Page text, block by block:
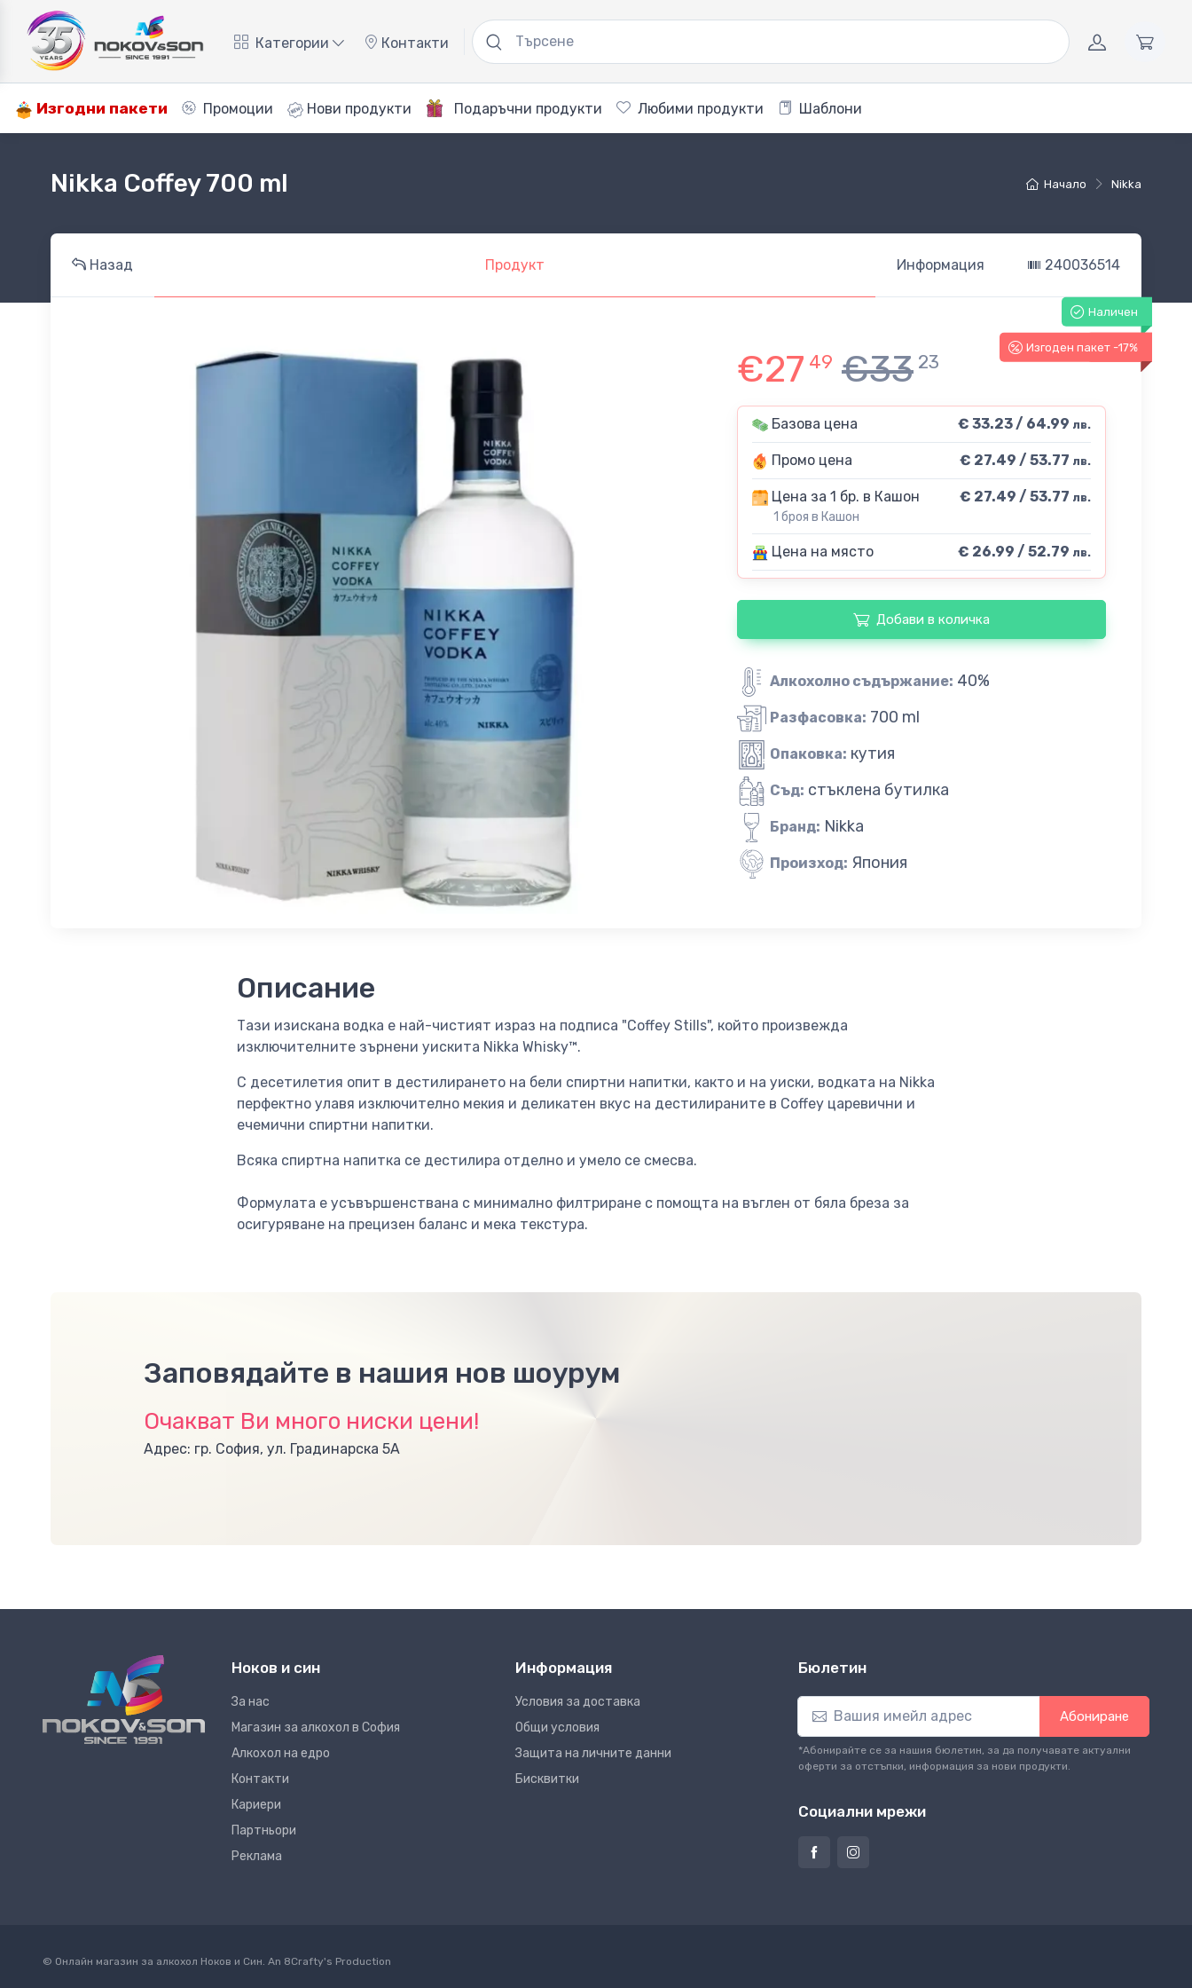
Категории Контакти
Изгодни пакети Промоции Нови продукти Подаръчни продукти Любими продукти Шаблони
Начало Nikka
Nikka Coffey 700 ml
Назад Продукт Информация 240036514
Наличен
-17%
Изгоден пакет -17%
€27 49 €33 23
Базова цена € 33.23 / 64.99 лв.
Промо цена € 27.49 / 53.77 лв.
Цена за 1 бр. в Кашон
1 броя в Кашон
€ 27.49 / 53.77 лв.
Цена на място € 26.99 / 52.79 лв.
Добави в количка
Алкохолно съдържание: 40%
Разфасовка: 700 ml
Опаковка: кутия
Съд: стъклена бутилка
Бранд: Nikka
Произход: Япония
Описание
Тази изискана водка е най-чистият израз на подписа "Coffey Stills", който произвежда
изключителните зърнени уискита Nikka Whisky™.
С десетилетия опит в дестилирането на бели спиртни напитки, както и на уиски, водката на Nikka
перфектно улавя изключително мекия и деликатен вкус на дестилираните в Coffey царевични и
ечемични спиртни напитки.
Всяка спиртна напитка се дестилира отделно и умело се смесва.
Формулата е усъвършенствана с минимално филтриране с помощта на въглен от бяла бреза за
осигуряване на прецизен баланс и мека текстура.
Заповядайте в нашия нов шоурум
Очакват Ви много ниски цени!
Адрес: гр. София, ул. Градинарска 5А
Ноков и син
За нас
Магазин за алкохол в София
Алкохол на едро
Контакти
Кариери
Партньори
Реклама
Информация
Условия за доставка
Общи условия
Защита на личните данни
Бисквитки
Бюлетин
Абониране
*Абонирайте се за нашия бюлетин, за да получавате актуални
оферти за отстъпки, информация за нови продукти.
Социални мрежи
© Онлайн магазин за алкохол Ноков и Син. An 8Crafty's Production